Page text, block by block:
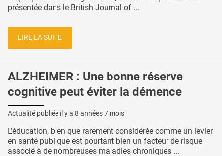
présentée dans le British Journal of ...
LIRE LA SUITE
ALZHEIMER : Une bonne réserve
cognitive peut éviter la démence
Actualité publiée il y a 8 années 7 mois
L’éducation, bien que rarement considérée comme un levier
en santé publique est pourtant bien un facteur de risque
associé à de nombreuses maladies chroniques ...